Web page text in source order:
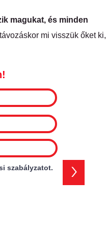
magukat, és minden
mi visszük őket ki,
szabályzatot.
>